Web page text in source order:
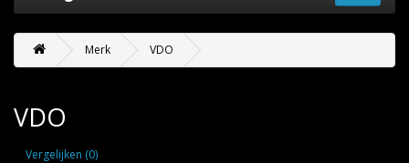
Merk VDO
VDO
Vergelijken (0)